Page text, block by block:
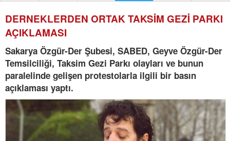
DERNEKLERDEN ORTAK TAKSİM GEZİ PARKI
AÇIKLAMASI
Sakarya Özgür-Der Şubesi, SABED, Geyve Özgür-Der
Temsilciliği, Taksim Gezi Parkı olayları ve bunun
paralelinde gelişen protestolarla ilgili bir basın
açıklaması yaptı.